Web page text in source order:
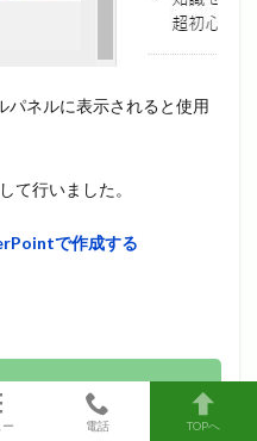
パネルに表示されると使用
て行いました。
で作成する
る
ー 電話 TOPへ